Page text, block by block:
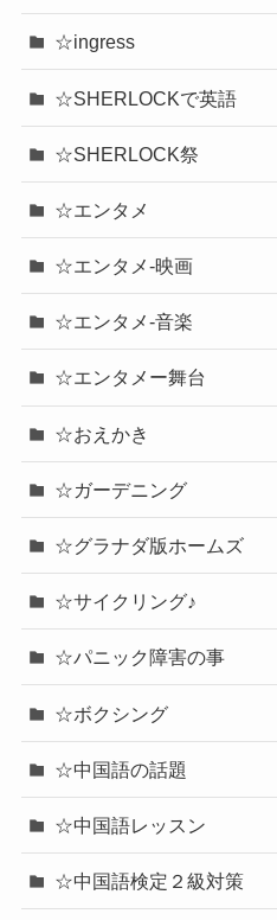
☆ingress
☆SHERLOCKで英語
☆SHERLOCK祭
☆エンタメ
☆エンタメ-映画
☆エンタメ-音楽
☆エンタメー舞台
☆おえかき
☆ガーデニング
☆グラナダ版ホームズ
☆サイクリング♪
☆パニック障害の事
☆ボクシング
☆中国語の話題
☆中国語レッスン
☆中国語検定２級対策